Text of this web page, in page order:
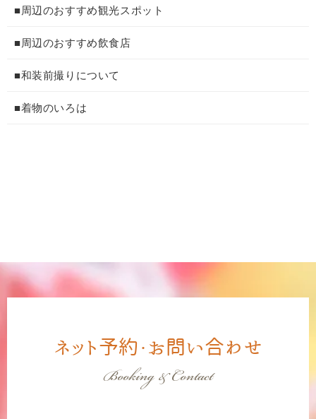
■周辺のおすすめ観光スポット
■周辺のおすすめ飲食店
■和装前撮りについて
■着物のいろは
ネット予約・お問い合わせ
Booking & Contact